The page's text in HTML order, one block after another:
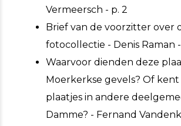
Vermeersch - p. 2
Brief van de voorzitter over
fotocollectie - Denis Raman
Waarvoor dienden deze
Moerkerkse gevels? Of
plaatjes in andere
Damme? - Fernand